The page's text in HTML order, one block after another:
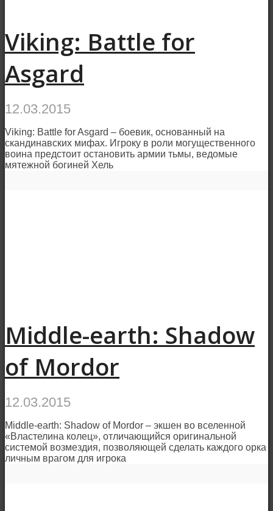
Viking: Battle for
Asgard
12.03.2015
Viking: Battle for Asgard – боевик, основанный на
скандинавских мифах. Игроку в роли могущественного
воина предстоит остановить армии тьмы, ведомые
мятежной богиней Хель
Middle-earth: Shadow
of Mordor
12.03.2015
Middle-earth: Shadow of Mordor – экшен во вселенной
«Властелина колец», отличающийся оригинальной
системой возмездия, позволяющей сделать каждого орка
личным врагом для игрока